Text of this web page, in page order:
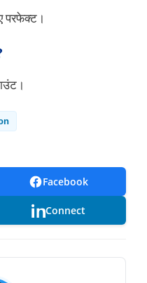
परफेक्ट।
Facebook
Connect